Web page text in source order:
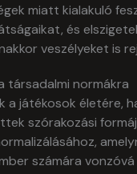
miatt kialakuló
és
veszélyeket is
társadalmi normákra
a játékosok életére,
szórakozási
számára